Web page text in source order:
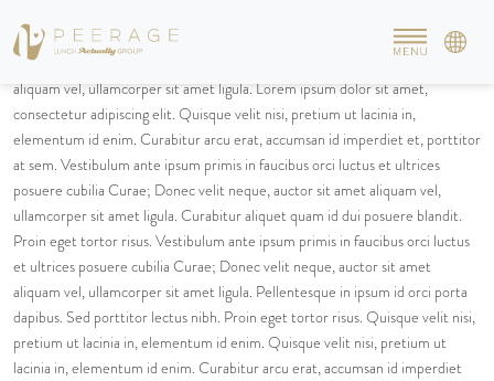
elit, eget tincidunt nibh pulvinar a mauris blandit aliquet eget tincidunt nibh
pulvinar. Et ultrices posuere cubilia curae donec velit neque, auctor sit amet
aliquam vel, ullamcorper sit amet ligula. Lorem ipsum dolor sit amet,
consectetur adipiscing elit. Quisque velit nisi, pretium ut lacinia in,
elementum id enim. Curabitur arcu erat, accumsan id imperdiet et, porttitor
at sem. Vestibulum ante ipsum primis in faucibus orci luctus et ultrices
posuere cubilia Curae; Donec velit neque, auctor sit amet aliquam vel,
ullamcorper sit amet ligula. Curabitur aliquet quam id dui posuere blandit.
Proin eget tortor risus. Vestibulum ante ipsum primis in faucibus orci luctus
et ultrices posuere cubilia Curae; Donec velit neque, auctor sit amet
aliquam vel, ullamcorper sit amet ligula. Pellentesque in ipsum id orci porta
dapibus. Sed porttitor lectus nibh. Proin eget tortor risus. Quisque velit nisi,
pretium ut lacinia in, elementum id enim. Quisque velit nisi, pretium ut
lacinia in, elementum id enim. Curabitur arcu erat, accumsan id imperdiet